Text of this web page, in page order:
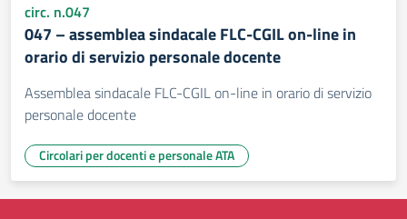
circ. n.047
047 – assemblea sindacale FLC-CGIL on-line in
orario di servizio personale docente
Assemblea sindacale FLC-CGIL on-line in orario di servizio
personale docente
Circolari per docenti e personale ATA